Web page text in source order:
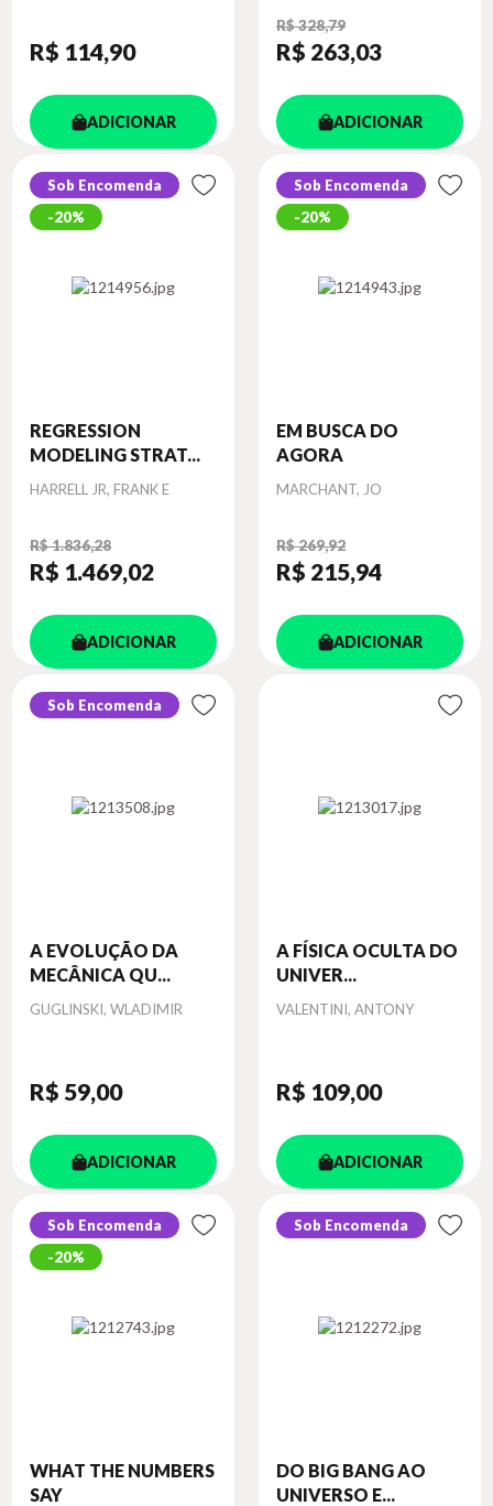
R$ 114,90
ADICIONAR
R$ 328,79
R$ 263,03
ADICIONAR
Sob Encomenda
20%
REGRESSION
MODELING STRAT...
Autor
HARRELL JR, FRANK E
R$ 1.836,28
R$ 1.469,02
ADICIONAR
Sob Encomenda
20%
EM BUSCA DO
AGORA
Autor
MARCHANT, JO
R$ 269,92
R$ 215,94
ADICIONAR
Sob Encomenda
A EVOLUÇÃO DA
MECÂNICA QU...
Autor
GUGLINSKI, WLADIMIR
R$ 59,00
ADICIONAR
A FÍSICA OCULTA DO
UNIVER...
Autor
VALENTINI, ANTONY
R$ 109,00
ADICIONAR
Sob Encomenda
20%
WHAT THE NUMBERS
SAY
Sob Encomenda
DO BIG BANG AO
UNIVERSO E...